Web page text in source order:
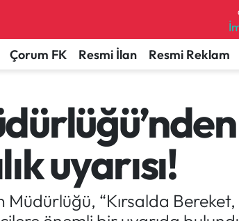
Çorum FK Resmi İlan Resmi Reklam
uyarısı!
“Kırsalda